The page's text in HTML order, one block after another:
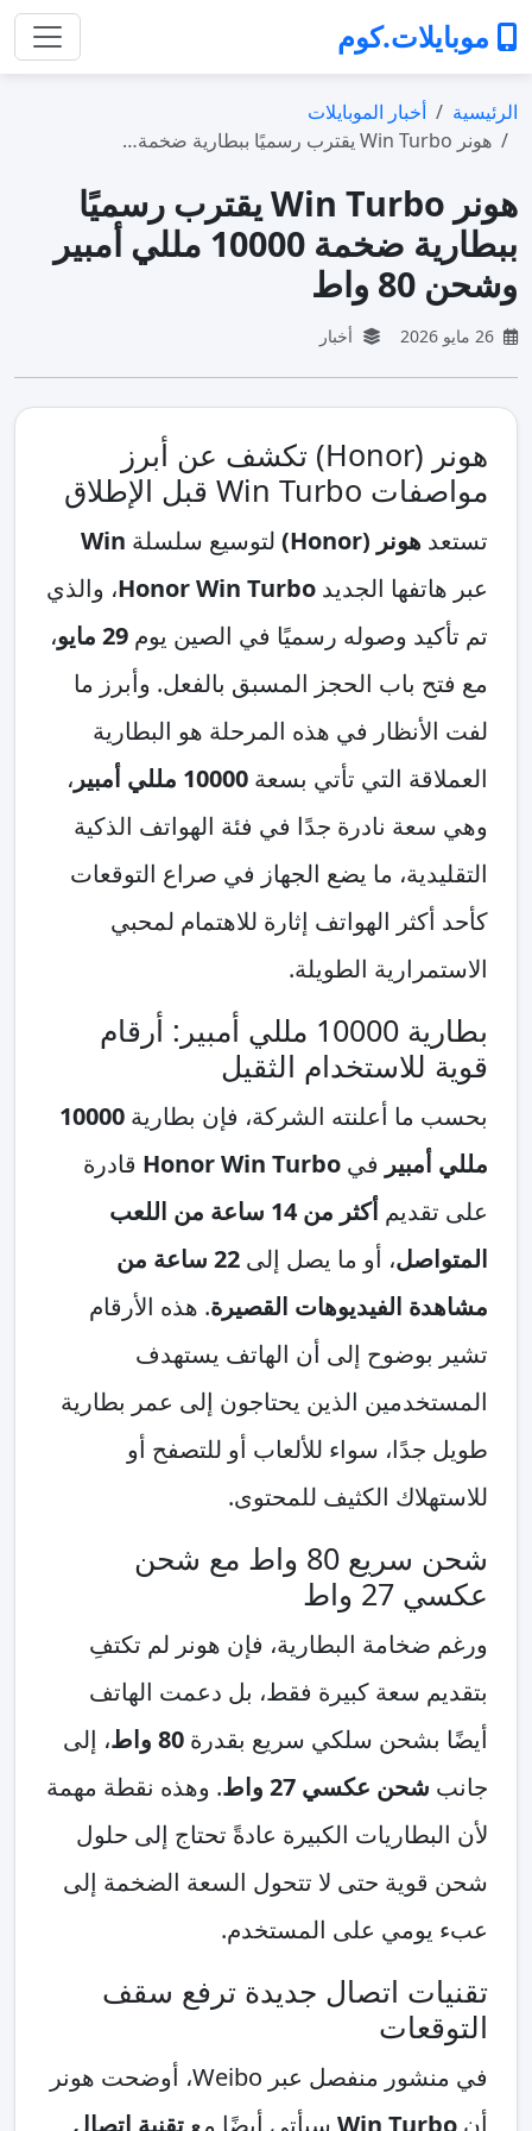
موبايلات.كوم
الرئيسية
أخبار الموبايلات
هونر Win Turbo يقترب رسميًا ببطارية ضخمة…
هونر Win Turbo يقترب رسميًا
ببطارية ضخمة 10000 مللي أمبير
وشحن 80 واط
أخبار
هونر (Honor) تكشف عن أبرز
مواصفات Win Turbo قبل الإطلاق
تستعد هونر (Honor) لتوسيع سلسلة Win
عبر هاتفها الجديد Honor Win Turbo، والذي
تم تأكيد وصوله رسميًا في الصين يوم 29 مايو
،
مع فتح باب الحجز المسبق بالفعل. وأبرز ما
لفت الأنظار في هذه المرحلة هو البطارية
العملاقة التي تأتي بسعة 10000 مللي أمبير
،
وهي سعة نادرة جدًا في فئة الهواتف الذكية
التقليدية، ما يضع الجهاز في صراع التوقعات
كأحد أكثر الهواتف إثارة للاهتمام لمحبي
الاستمرارية الطويلة.
بطارية 10000 مللي أمبير: أرقام
قوية للاستخدام الثقيل
بحسب ما أعلنته الشركة، فإن بطارية 10000
مللي أمبير في Honor Win Turbo قادرة
على تقديم
أكثر من 14 ساعة من اللعب
المتواصل، أو ما يصل إلى
22 ساعة من
مشاهدة الفيديوهات القصيرة. هذه الأرقام
تشير بوضوح إلى أن الهاتف يستهدف
المستخدمين الذين يحتاجون إلى عمر بطارية
طويل جدًا، سواء للألعاب أو للتصفح أو
للاستهلاك الكثيف للمحتوى.
شحن سريع 80 واط مع شحن
عكسي 27 واط
ورغم ضخامة البطارية، فإن هونر لم تكتفِ
بتقديم سعة كبيرة فقط، بل دعمت الهاتف
أيضًا بشحن سلكي سريع بقدرة 80 واط
، إلى
جانب شحن عكسي 27 واط
. وهذه نقطة مهمة
لأن البطاريات الكبيرة عادةً تحتاج إلى حلول
شحن قوية حتى لا تتحول السعة الضخمة إلى
عبء يومي على المستخدم.
تقنيات اتصال جديدة ترفع سقف
التوقعات
في منشور منفصل عبر Weibo، أوضحت هونر
أن Win Turbo سيأتي أيضًا مع تقنية اتصال